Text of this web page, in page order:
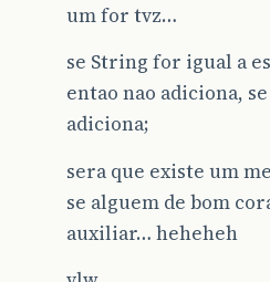
um for tvz…
se String for igual a
entao nao adiciona,
adiciona;
sera que existe um
se alguem de bom
auxiliar… heheheh